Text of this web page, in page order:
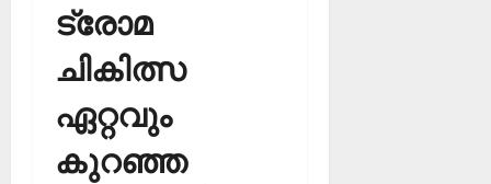
ട്രോമ
ചികിത്സ
ഏറ്റവും
കുറഞ്ഞ